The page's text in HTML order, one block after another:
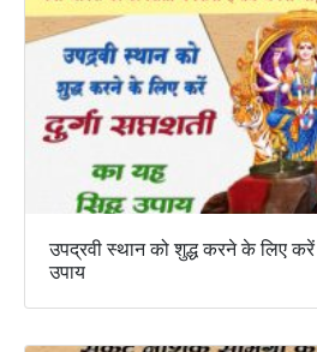
उपद्रवी स्थान को शुद्ध करने के लिए करें
उपाय